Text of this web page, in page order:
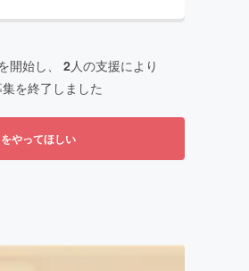
開始し、 2人の支援により
を終了しました
やってほしい